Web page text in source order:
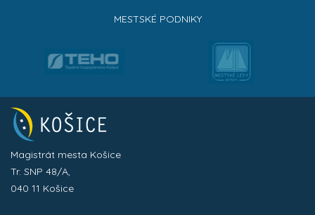
MESTSKÉ PODNIKY
Magistrát mesta Košice
Tr. SNP 48/A,
040 11 Košice